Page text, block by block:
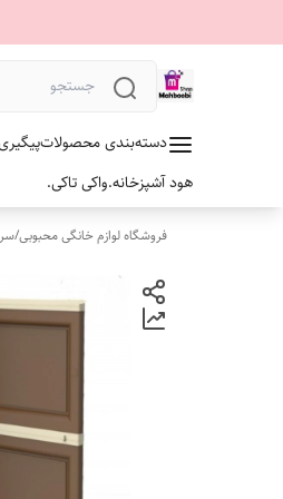
دسته‌بندی محصولات
هود آشپزخانه.واکی تاکی.
فروشگاه لوازم خانگی محبوبی/